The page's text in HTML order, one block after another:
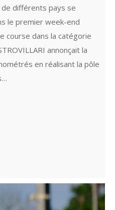
différents pays se
le premier week-end
course dans la catégorie
annonçait la
en réalisant la pôle